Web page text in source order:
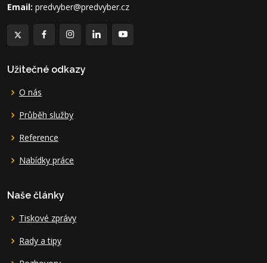
Email: predvyber@predvyber.cz
Užitečné odkazy
O nás
Průběh služby
Reference
Nabídky práce
Naše články
Tiskové zprávy
Rady a tipy